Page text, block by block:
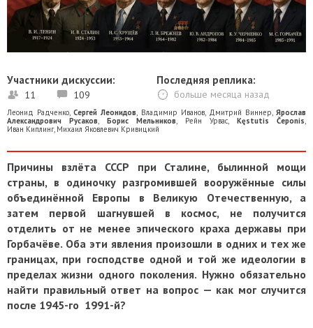
Участники дискуссии:
11 109
Последняя реплика:
больше месяца назад
Леонид Радченко,Сергей Леонидов, Владимир Иванов, Дмитрий Виннер, Ярослав
Александрович Русаков, Борис Мельников, Рейн Урвас, Kęstutis Čeponis,
Иван Киплинг, Михаил Яковлевич Кривицкий
Причины взлёта СССР при Сталине, былинной мощи
страны, в одиночку разгромившей вооружённые силы
объединённой Европы в Великую Отечественную, а
затем первой шагнувшей в космос, не получится
отделить от не менее эпического краха державы при
Горбачёве. Оба эти явления произошли в одних и тех же
границах, при господстве одной и той же идеологии в
пределах жизни одного поколения. Нужно обязательно
найти правильный ответ на вопрос — как мог случится
после 1945-го 1991-й?